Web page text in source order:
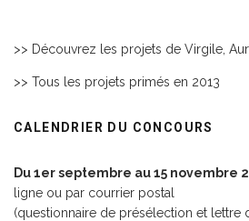
>> Découvrez les projets de Virgile,
>> Tous les projets primés en 2013
CALENDRIER DU CONCOURS
Du 1er septembre au 15 novembre
ligne ou par courrier postal
(questionnaire de présélection et lettre